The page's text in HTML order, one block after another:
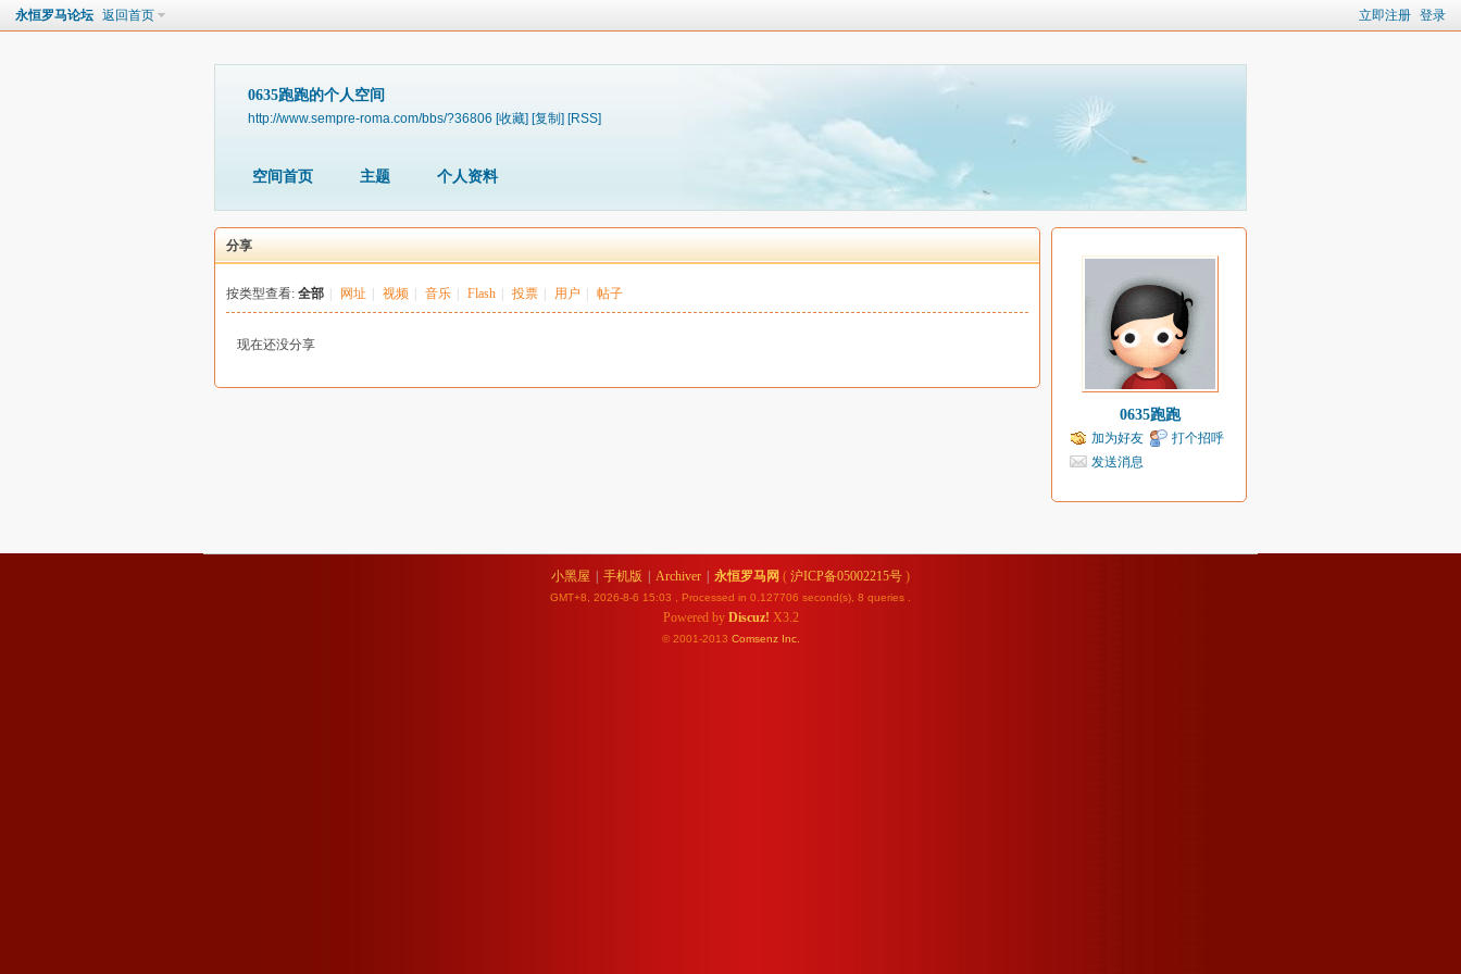
立即注册 登录
永恒罗马论坛 返回首页
0635跑跑的个人空间
http://www.sempre-roma.com/bbs/?36806 [收藏] [复制] [RSS]
空间首页 主题 个人资料
分享
按类型查看: 全部 网址 视频 音乐 Flash 投票 用户 帖子
现在还没分享
0635跑跑
加为好友
打个招呼
发送消息
小黑屋 手机版 Archiver 永恒罗马网 ( 沪ICP备05002215号 )
GMT+8, 2026-8-6 15:03 , Processed in 0.127706 second(s), 8 queries .
Powered by Discuz! X3.2
© 2001-2013 Comsenz Inc.